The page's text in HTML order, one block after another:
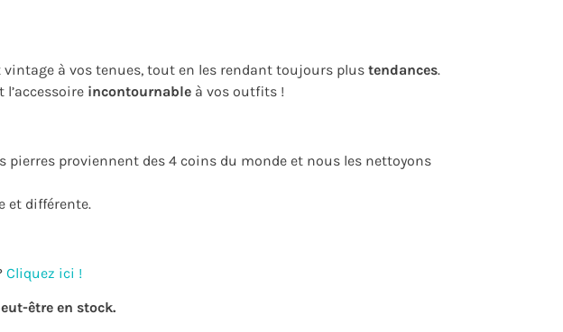
à vos tenues, tout en les rendant toujours plus tendances.
incontournable à vos outfits !
pierres proviennent des 4 coins du monde et nous les nettoyons
et différente.
Cliquez ici !
être en stock.